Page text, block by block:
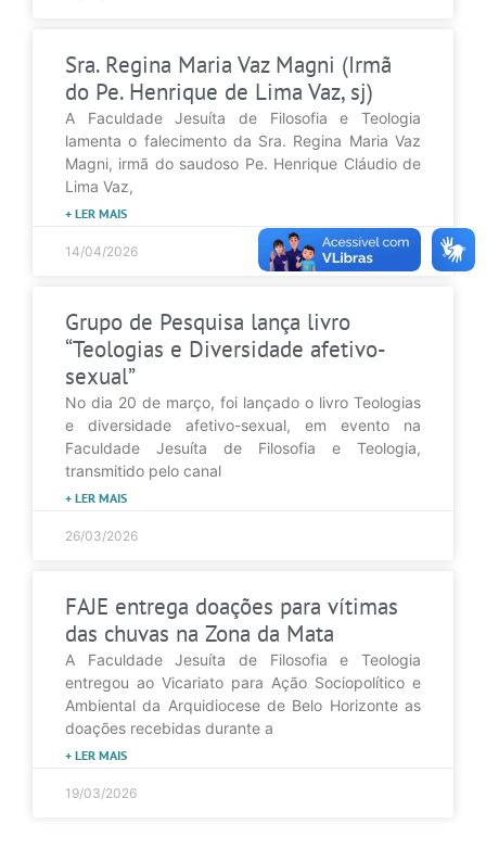
Sra. Regina Maria Vaz Magni (Irmã
do Pe. Henrique de Lima Vaz, sj)
A Faculdade Jesuíta de Filosofia e Teologia
lamenta o falecimento da Sra. Regina Maria Vaz
Magni, irmã do saudoso Pe. Henrique Cláudio de
Lima Vaz,
+ LER MAIS
14/04/2026
Grupo de Pesquisa lança livro
“Teologias e Diversidade afetivo-
sexual”
No dia 20 de março, foi lançado o livro Teologias
e diversidade afetivo-sexual, em evento na
Faculdade Jesuíta de Filosofia e Teologia,
transmitido pelo canal
+ LER MAIS
26/03/2026
FAJE entrega doações para vítimas
das chuvas na Zona da Mata
A Faculdade Jesuíta de Filosofia e Teologia
entregou ao Vicariato para Ação Sociopolítico e
Ambiental da Arquidiocese de Belo Horizonte as
doações recebidas durante a
+ LER MAIS
19/03/2026